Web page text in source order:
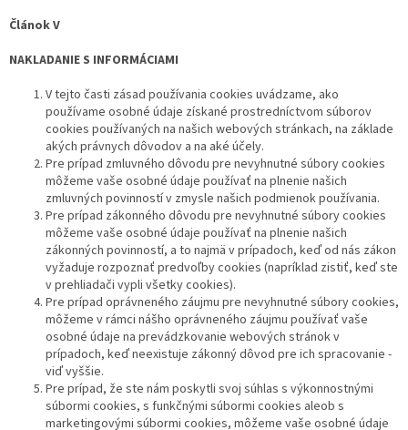
Článok V
NAKLADANIE S INFORMÁCIAMI
V tejto časti zásad používania cookies uvádzame, ako
používame osobné údaje získané prostredníctvom súborov
cookies používaných na našich webových stránkach, na základe
akých právnych dôvodov a na aké účely.
Pre prípad zmluvného dôvodu pre nevyhnutné súbory cookies
môžeme vaše osobné údaje používať na plnenie našich
zmluvných povinností v zmysle našich podmienok používania.
Pre prípad zákonného dôvodu pre nevyhnutné súbory cookies
môžeme vaše osobné údaje používať na plnenie našich
zákonných povinností, a to najmä v prípadoch, keď od nás zákon
vyžaduje rozpoznať predvoľby cookies (napríklad zistiť, keď ste
v prehliadači vypli všetky cookies).
Pre prípad oprávneného záujmu pre nevyhnutné súbory cookies,
môžeme v rámci nášho oprávneného záujmu používať vaše
osobné údaje na prevádzkovanie webových stránok v
prípadoch, keď neexistuje zákonný dôvod pre ich spracovanie -
viď vyššie.
Pre prípad, že ste nám poskytli svoj súhlas s výkonnostnými
súbormi cookies, s funkčnými súbormi cookies aleob s
marketingovými súbormi cookies, môžeme vaše osobné údaje